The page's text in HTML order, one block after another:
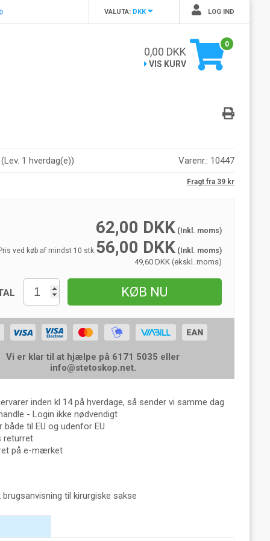
LOG IND
VALUTA: DKK
0
0,00 DKK
VIS KURV
(Lev. 1 hverdag(e)) Varenr.: 10447
Fragt fra 39 kr
62,00 DKK (Inkl. moms)
ved køb af mindst 10 stk. 56,00 DKK (Inkl. moms)
49,60 DKK (ekskl. moms)
KØB NU
Vi er klar til at hjælpe på 6171 5035 eller
info@stetoskop.net.
inden kl 14 på hverdage, så sender vi samme dag
- Login ikke nødvendigt
til EU og udenfor EU
returret
på e-mærket
brugsanvisning til kirurgiske sakse